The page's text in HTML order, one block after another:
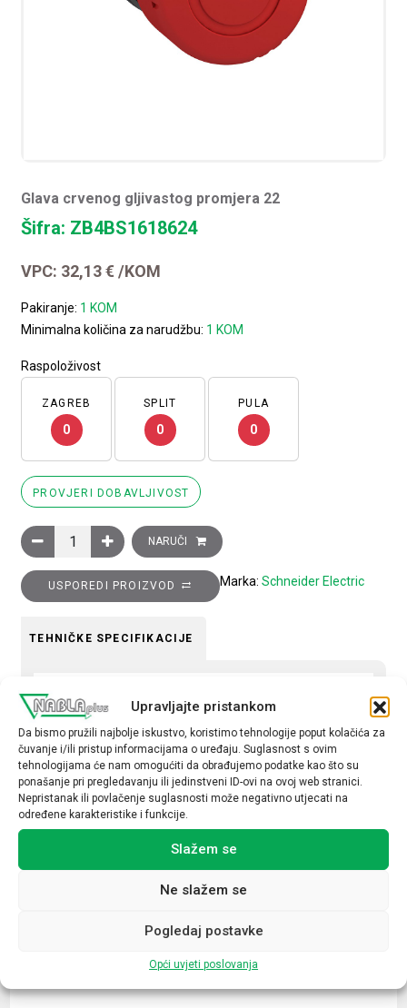
Upravljajte pristankom
Da bismo pružili najbolje iskustvo, koristimo tehnologije poput kolačića za
čuvanje i/ili pristup informacijama o uređaju. Suglasnost s ovim
tehnologijama će nam omogućiti da obrađujemo podatke kao što su
ponašanje pri pregledavanju ili jedinstveni ID-ovi na ovoj web stranici.
Nepristanak ili povlačenje suglasnosti može negativno utjecati na
određene karakteristike i funkcije.
Slažem se
Ne slažem se
Pogledaj postavke
Opći uvjeti poslovanja
Glava crvenog gljivastog promjera 22
Šifra: ZB4BS1618624
VPC: 32,13€ /KOM
Pakiranje: 1 KOM
Minimalna količina za narudžbu: 1 KOM
Raspoloživost
ZAGREB
0
SPLIT
0
PULA
0
PROVJERI DOBAVLJIVOST
Glava crvenog gljivastog promjera 22 količina
NARUČI
USPOREDI PROIZVOD Marka: Schneider Electric
TEHNIČKE SPECIFIKACIJE
crvena
Tip opreme
glava tipkala
Povezani proizvodi